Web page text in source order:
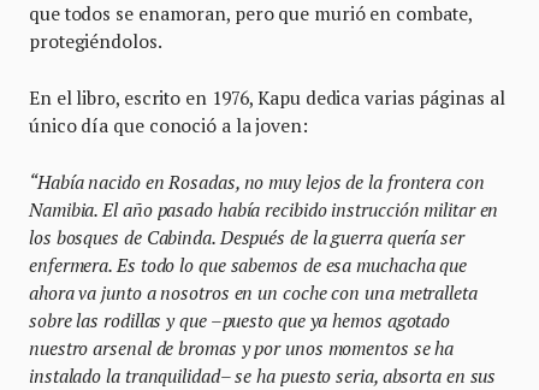
que todos se enamoran, pero que murió en combate,
protegiéndolos.
En el libro, escrito en 1976, Kapu dedica varias páginas al
único día que conoció a la joven:
“Había nacido en Rosadas, no muy lejos de la frontera con
Namibia. El año pasado había recibido instrucción militar en
los bosques de Cabinda. Después de la guerra quería ser
enfermera. Es todo lo que sabemos de esa muchacha que
ahora va junto a nosotros en un coche con una metralleta
sobre las rodillas y que –puesto que ya hemos agotado
nuestro arsenal de bromas y por unos momentos se ha
instalado la tranquilidad– se ha puesto seria, absorta en sus